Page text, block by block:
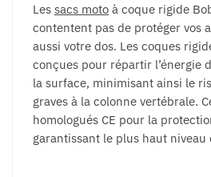
Les sacs moto à coque rigide
contentent pas de protéger vos
aussi votre dos. Les coques
conçues pour répartir l’énergie
la surface, minimisant ainsi le
graves à la colonne vertébrale.
homologués CE pour la
garantissant le plus haut niveau